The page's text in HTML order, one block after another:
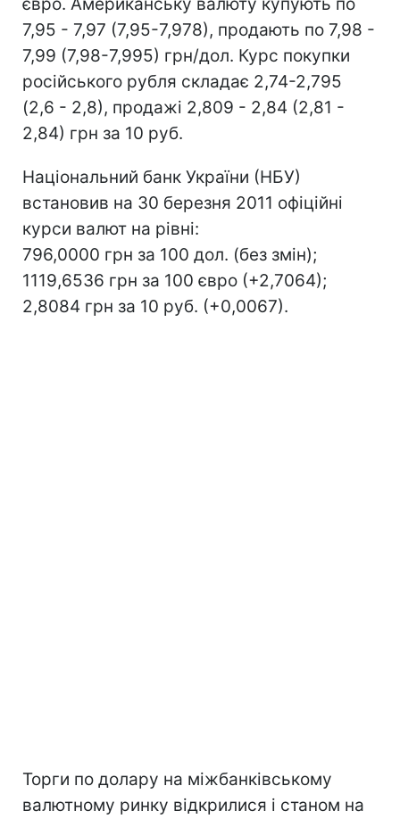
7,95 - 7,97 (7,95-7,978), продають по 7,98 -
7,99 (7,98-7,995) грн/дол. Курс покупки
російського рубля складає 2,74-2,795
(2,6 - 2,8), продажі 2,809 - 2,84 (2,81 -
2,84) грн за 10 руб.
Національний банк України (НБУ)
встановив на 30 березня 2011 офіційні
курси валют на рівні:
796,0000 грн за 100 дол. (без змін);
1119,6536 грн за 100 євро (+2,7064);
2,8084 грн за 10 руб. (+0,0067).
Торги по долару на міжбанківському
валютному ринку відкрилися і станом на